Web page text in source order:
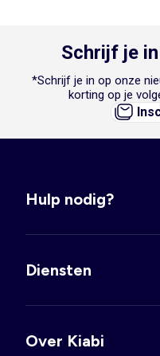
Schrijf je
*Schrijf je in op onze
korting op je
Hulp nodig?
Diensten
Over Kiabi